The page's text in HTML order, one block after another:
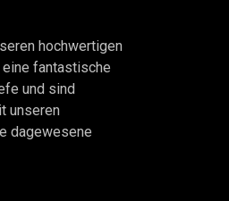
hochwertigen
fantastische
und sind
unseren
dagewesene